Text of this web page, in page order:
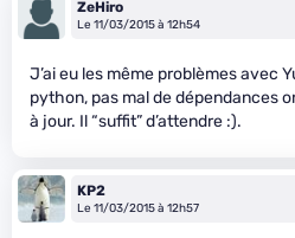
ZeHiro
Le 11/03/2015 à 12h54
J’ai eu les même problèmes avec
python, pas mal de dépendances
à jour. Il “suffit” d’attendre :).
KP2
Le 11/03/2015 à 12h57